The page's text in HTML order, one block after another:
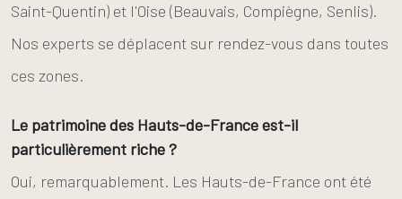
Saint-Quentin) et l'Oise (Beauvais, Compiègne, Senlis).
Nos experts se déplacent sur rendez-vous dans toutes
ces zones.
Le patrimoine des Hauts-de-France est-il
particulièrement riche ?
Oui, remarquablement. Les Hauts-de-France ont été